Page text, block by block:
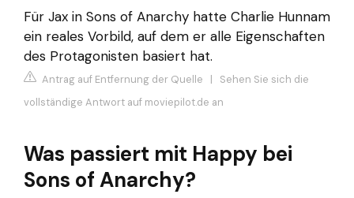
Für Jax in Sons of Anarchy hatte Charlie Hunnam
ein reales Vorbild, auf dem er alle Eigenschaften
des Protagonisten basiert hat.
Antrag auf Entfernung der Quelle | Sehen Sie sich die
vollständige Antwort auf moviepilot.de an
Was passiert mit Happy bei
Sons of Anarchy?